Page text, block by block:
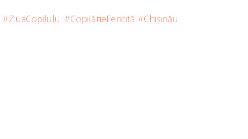
#ZiuaCopilului #CopilărieFericită #Chișinău